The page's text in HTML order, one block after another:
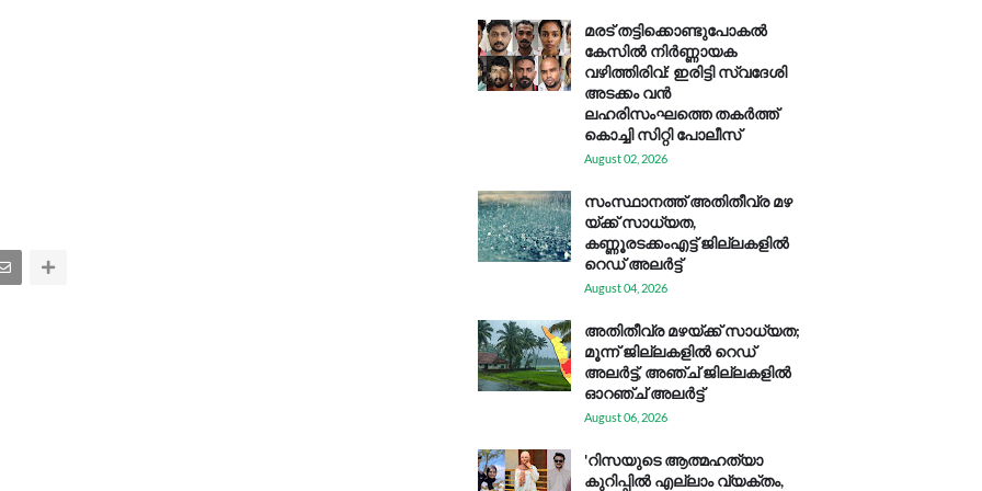
മരട് തട്ടിക്കൊണ്ടുപോകൽ
കേസിൽ നിർണ്ണായക
വഴിത്തിരിവ്: ഇരിട്ടി സ്വദേശി
അടക്കം വൻ
ലഹരിസംഘത്തെ തകർത്ത്
കൊച്ചി സിറ്റി പോലീസ്
August 02, 2026
സം​സ്ഥാ​ന​ത്ത് അ​തി​തീ​വ്ര മ​ഴ​
യ്ക്ക് സാ​ധ്യ​ത,
കണ്ണൂരടക്കംഎ​ട്ട് ജി​ല്ല​ക​ളി​ൽ
റെ​ഡ് അ​ലർ​ട്ട്
August 04, 2026
അതിതീവ്ര മഴയ്ക്ക് സാധ്യത;
മൂന്ന് ജില്ലകളിൽ റെഡ്
അലർട്ട്, അഞ്ച് ജില്ലകളിൽ
ഓറഞ്ച് അലർട്ട്
August 06, 2026
'റിസയുടെ ആത്മഹത്യാ
കുറിപ്പിൽ എല്ലാം വ്യക്തം,